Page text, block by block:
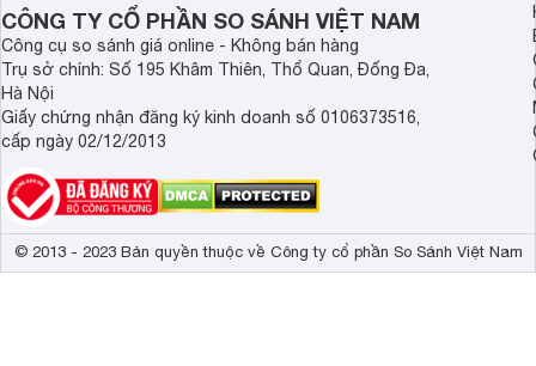
CÔNG TY CỔ PHẦN SO SÁNH VIỆT NAM
Công cụ so sánh giá online - Không bán hàng
Trụ sở chính: Số 195 Khâm Thiên, Thổ Quan, Đống Đa,
Hà Nội
Giấy chứng nhận đăng ký kinh doanh số 0106373516,
cấp ngày 02/12/2013
© 2013 - 2023 Bản quyền thuộc về Công ty cổ phần So Sánh Việt Nam